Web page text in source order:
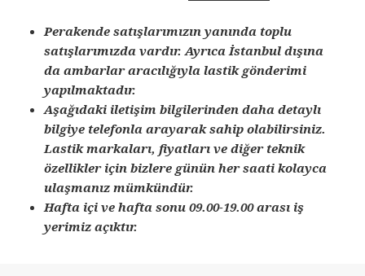
Perakende satışlarımızın yanında toplu
satışlarımızda vardır. Ayrıca İstanbul dışına
da ambarlar aracılığıyla lastik gönderimi
yapılmaktadır.
Aşağıdaki iletişim bilgilerinden daha detaylı
bilgiye telefonla arayarak sahip olabilirsiniz.
Lastik markaları, fiyatları ve diğer teknik
özellikler için bizlere günün her saati kolayca
ulaşmanız mümkündür.
Hafta içi ve hafta sonu 09.00-19.00 arası iş
yerimiz açıktır.